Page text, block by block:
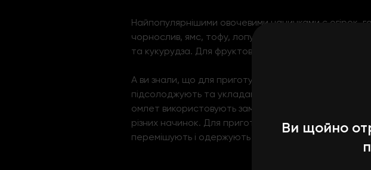
Найпопулярнішими овочевими начинками є огірок,
чорнослив, ямс, тофу, лопух гобо, квашена соя.
та кукурудза. Для фруктової начинки
А ви знали, що для приготування суші можуть
підсолоджують та укладають омлет прямокутної
омлет використовують замість водоростей. Щоб
різних начинок. Для приготування «Тамагоякі»
перемішують і одержують чудовий омлет.
Ви щойно